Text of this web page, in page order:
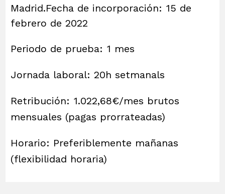
Madrid.Fecha de incorporación: 15 de
febrero de 2022
Periodo de prueba: 1 mes
Jornada laboral: 20h setmanals
Retribución: 1.022,68€/mes brutos
mensuales (pagas prorrateadas)
Horario: Preferiblemente mañanas
(flexibilidad horaria)